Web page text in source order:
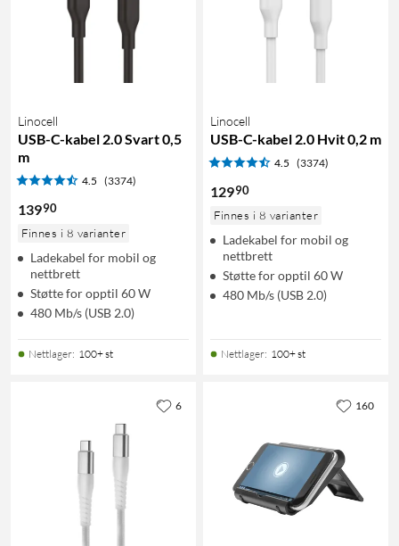
Linocell
USB-C-kabel 2.0 Svart 0,5
m
4.5 (3374)
13990
Finnes i 8 varianter
Ladekabel for mobil og
nettbrett
Støtte for opptil 60 W
480 Mb/s (USB 2.0)
Nettlager: 100+ st
Linocell
USB-C-kabel 2.0 Hvit 0,2 m
4.5 (3374)
12990
Finnes i 8 varianter
Ladekabel for mobil og
nettbrett
Støtte for opptil 60 W
480 Mb/s (USB 2.0)
Nettlager: 100+ st
6 160